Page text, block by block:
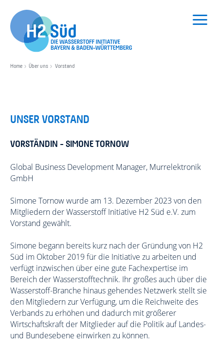
NETZWERK
H2 VERANSTALTUNGEN
Vorträge
Studien & Publikationen
ÜBER UNS
Vorstand
Beirat
Kooperationspartner
Mitmachen
KONTAKT
Home Über uns Vorstand
UNSER VORSTAND
VORSTÄNDIN - SIMONE TORNOW
Global Business Development Manager, Murrelektronik
GmbH
Simone Tornow wurde am 13. Dezember 2023 von den
Mitgliedern der Wasserstoff Initiative H2 Süd e.V. zum
Vorstand gewählt.
Simone begann bereits kurz nach der Gründung von H2
Süd im Oktober 2019 für die Initiative zu arbeiten und
verfügt inzwischen über eine gute Fachexpertise im
Bereich der Wasserstofftechnik. Ihr großes auch über die
Wasserstoff-Branche hinaus gehendes Netzwerk stellt sie
den Mitgliedern zur Verfügung, um die Reichweite des
Verbands zu erhöhen und dadurch mit größerer
Wirtschaftskraft der Mitglieder auf die Politik auf Landes-
und Bundesebene einwirken zu können.